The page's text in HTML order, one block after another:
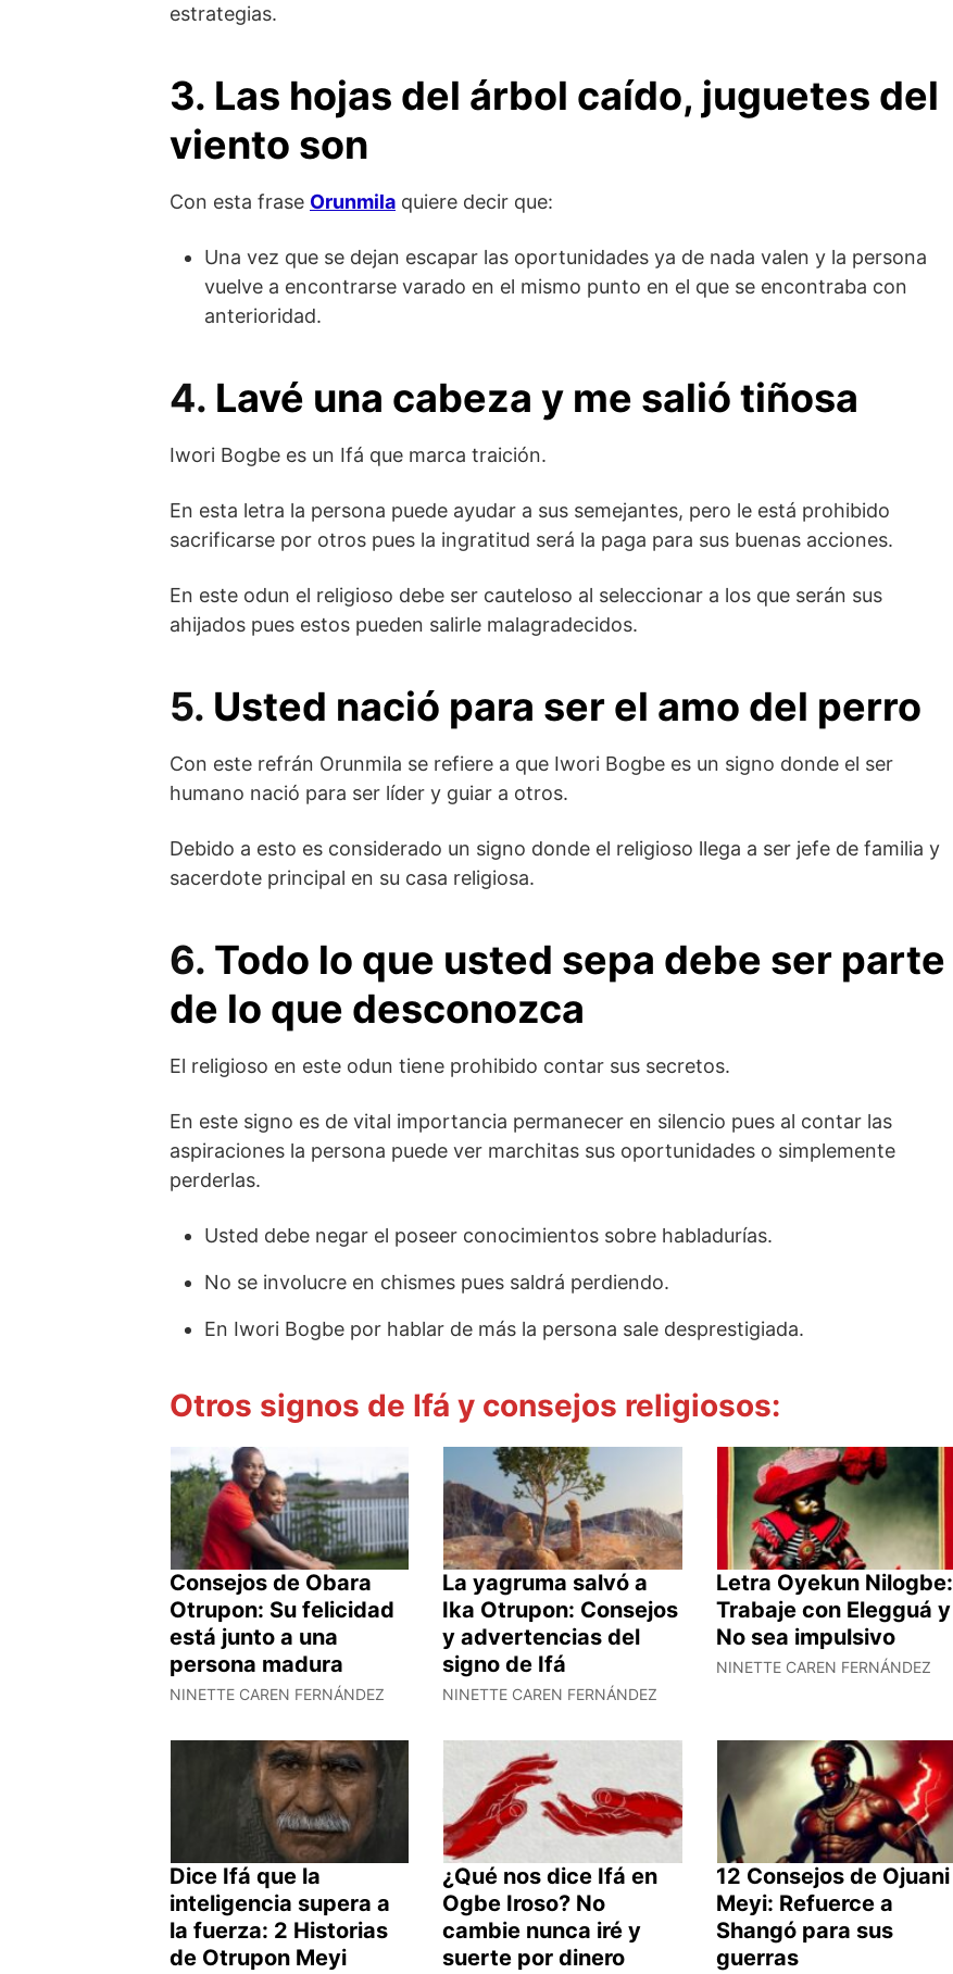
estrategias.
3. Las hojas del árbol caído, juguetes del
viento son
Con esta frase Orunmila quiere decir que:
Una vez que se dejan escapar las oportunidades ya de nada valen y la persona
vuelve a encontrarse varado en el mismo punto en el que se encontraba con
anterioridad.
4. Lavé una cabeza y me salió tiñosa
Iwori Bogbe es un Ifá que marca traición.
En esta letra la persona puede ayudar a sus semejantes, pero le está prohibido
sacrificarse por otros pues la ingratitud será la paga para sus buenas acciones.
En este odun el religioso debe ser cauteloso al seleccionar a los que serán sus
ahijados pues estos pueden salirle malagradecidos.
5. Usted nació para ser el amo del perro
Con este refrán Orunmila se refiere a que Iwori Bogbe es un signo donde el ser
humano nació para ser líder y guiar a otros.
Debido a esto es considerado un signo donde el religioso llega a ser jefe de familia y
sacerdote principal en su casa religiosa.
6. Todo lo que usted sepa debe ser parte
de lo que desconozca
El religioso en este odun tiene prohibido contar sus secretos.
En este signo es de vital importancia permanecer en silencio pues al contar las
aspiraciones la persona puede ver marchitas sus oportunidades o simplemente
perderlas.
Usted debe negar el poseer conocimientos sobre habladurías.
No se involucre en chismes pues saldrá perdiendo.
En Iwori Bogbe por hablar de más la persona sale desprestigiada.
Otros signos de Ifá y consejos religiosos:
Consejos de Obara
Otrupon: Su felicidad
está junto a una
persona madura
NINETTE CAREN FERNÁNDEZ
La yagruma salvó a
Ika Otrupon: Consejos
y advertencias del
signo de Ifá
NINETTE CAREN FERNÁNDEZ
Letra Oyekun Nilogbe:
Trabaje con Elegguá y
No sea impulsivo
NINETTE CAREN FERNÁNDEZ
Dice Ifá que la
inteligencia supera a
la fuerza: 2 Historias
de Otrupon Meyi
¿Qué nos dice Ifá en
Ogbe Iroso? No
cambie nunca iré y
suerte por dinero
12 Consejos de Ojuani
Meyi: Refuerce a
Shangó para sus
guerras